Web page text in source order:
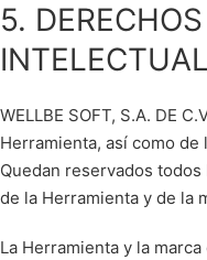
5.
WELLBE SOFT, S.A. DE
Herramienta, así como de
Quedan reservados
de la Herramienta y de la
La Herramienta y la